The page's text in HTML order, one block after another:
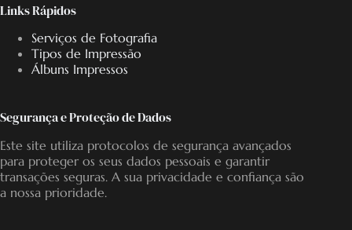
Links Rápidos
Serviços de Fotografia
Tipos de Impressão
Álbuns Impressos
Segurança e Proteção de Dados
Este site utiliza protocolos de segurança avançados
para proteger os seus dados pessoais e garantir
transações seguras. A sua privacidade e confiança são
a nossa prioridade.